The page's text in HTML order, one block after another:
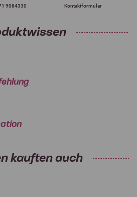
9084330 Kontaktformular
kauften auch